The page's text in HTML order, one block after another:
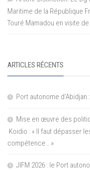
Maritime de la République
Touré Mamadou en visite de
ARTICLES RÉCENTS
Port autonome
Mise en œuvre des
Koidio : « Il faut dépasser
compétence… »
JIFM 2026 : le Port